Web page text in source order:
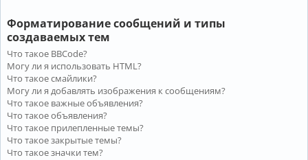
Форматирование сообщений и типы
создаваемых тем
Что такое BBCode?
Могу ли я использовать HTML?
Что такое смайлики?
Могу ли я добавлять изображения к сообщениям?
Что такое важные объявления?
Что такое объявления?
Что такое прилепленные темы?
Что такое закрытые темы?
Что такое значки тем?